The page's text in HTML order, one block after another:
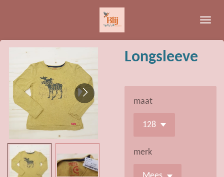
naar
hoofdinhoud
Longsleeve
maat
merk